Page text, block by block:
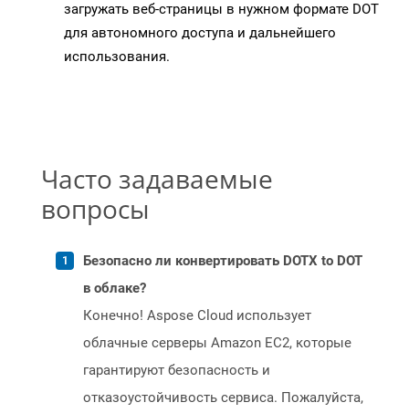
загружать веб-страницы в нужном формате DOT
для автономного доступа и дальнейшего
использования.
Часто задаваемые
вопросы
Безопасно ли конвертировать DOTX to DOT
в облаке?
Конечно! Aspose Cloud использует
облачные серверы Amazon EC2, которые
гарантируют безопасность и
отказоустойчивость сервиса. Пожалуйста,